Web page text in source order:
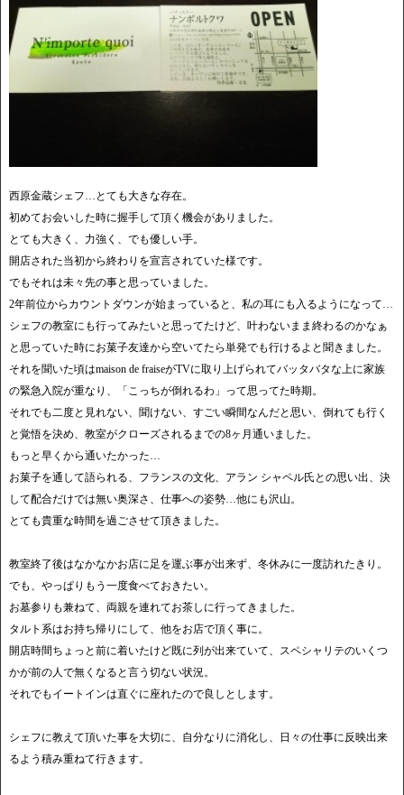
西原金蔵シェフ…とても大きな存在。
初めてお会いした時に握手して頂く機会がありました。
とても大きく、力強く、でも優しい手。
開店された当初から終わりを宣言されていた様です。
でもそれは未々先の事と思っていました。
2年前位からカウントダウンが始まっていると、私の耳にも入るようになって…
シェフの教室にも行ってみたいと思ってたけど、叶わないまま終わるのかなぁ
と思っていた時にお菓子友達から空いてたら単発でも行けるよと聞きました。
それを聞いた頃はmaison de fraiseがTVに取り上げられてバッタバタな上に家族
の緊急入院が重なり、「こっちが倒れるわ」って思ってた時期。
それでも二度と見れない、聞けない、すごい瞬間なんだと思い、倒れても行く
と覚悟を決め、教室がクローズされるまでの8ヶ月通いました。
もっと早くから通いたかった…
お菓子を通して語られる、フランスの文化、アラン シャペル氏との思い出、決
して配合だけでは無い奥深さ、仕事への姿勢…他にも沢山。
とても貴重な時間を過ごさせて頂きました。
教室終了後はなかなかお店に足を運ぶ事が出来ず、冬休みに一度訪れたきり。
でも、やっぱりもう一度食べておきたい。
お墓参りも兼ねて、両親を連れてお茶しに行ってきました。
タルト系はお持ち帰りにして、他をお店で頂く事に。
開店時間ちょっと前に着いたけど既に列が出来ていて、スペシャリテのいくつ
かが前の人で無くなると言う切ない状況。
それでもイートインは直ぐに座れたので良しとします。
シェフに教えて頂いた事を大切に、自分なりに消化し、日々の仕事に反映出来
るよう積み重ねて行きます。